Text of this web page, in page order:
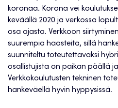
koronaa. Korona vei
keväällä 2020 ja verkossa
osa ajasta. Verkkoon
suurempia haasteita, sillä
suunniteltu toteutettavaksi
osallistujista on paikan päällä
Verkkokoulutusten tekninen
hankeväellä hyvin hyppysissä.